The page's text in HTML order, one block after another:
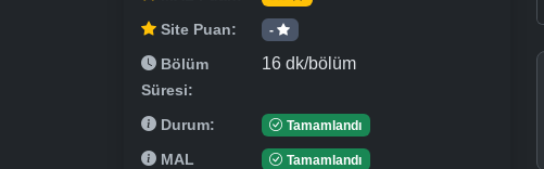
Site Puan: -
Bölüm
Süresi:
16 dk/bölüm
Durum: Tamamlandı
MAL
Tamamlandı